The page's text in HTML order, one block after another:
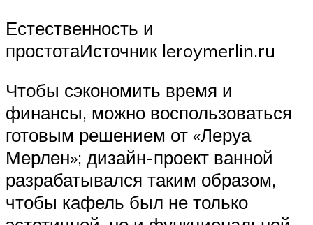
Естественность и
простотаИсточник leroymerlin.ru
Чтобы сэкономить время и
финансы, можно воспользоваться
готовым решением от «Леруа
Мерлен»; дизайн-проект ванной
разрабатывался таким образом,
чтобы кафель был не только